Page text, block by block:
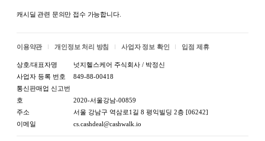
*제품 품질 비교를 위해 일부 아몬드만을 촬영한 영상입
캐시딜 관련 문의만 접수 가능합니다.
이용약관 개인정보 처리 방침 사업자 정보 확인 입점 제휴
상호/대표자명
넛지헬스케어 주식회사 / 박정신
사업자 등록 번호
849-88-00418
통신판매업 신고번
호
2020-서울강남-00859
주소
서울 강남구 역삼로1길 8 평익빌딩 2층 [06242]
이메일
cs.cashdeal@cashwalk.io